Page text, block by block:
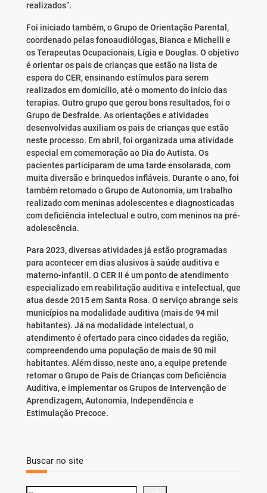
realizados”.
Foi iniciado também, o Grupo de Orientação Parental,
coordenado pelas fonoaudiólogas, Bianca e Michelli e
os Terapeutas Ocupacionais, Lígia e Douglas. O objetivo
é orientar os pais de crianças que estão na lista de
espera do CER, ensinando estímulos para serem
realizados em domicílio, até o momento do início das
terapias. Outro grupo que gerou bons resultados, foi o
Grupo de Desfralde. As orientações e atividades
desenvolvidas auxiliam os pais de crianças que estão
neste processo. Em abril, foi organizada uma atividade
especial em comemoração ao Dia do Autista. Os
pacientes participaram de uma tarde ensolarada, com
muita diversão e brinquedos infláveis. Durante o ano, foi
também retomado o Grupo de Autonomia, um trabalho
realizado com meninas adolescentes e diagnosticadas
com deficiência intelectual e outro, com meninos na pré-
adolescência.
Para 2023, diversas atividades já estão programadas
para acontecer em dias alusivos à saúde auditiva e
materno-infantil. O CER II é um ponto de atendimento
especializado em reabilitação auditiva e intelectual, que
atua desde 2015 em Santa Rosa. O serviço abrange seis
municípios na modalidade auditiva (mais de 94 mil
habitantes). Já na modalidade intelectual, o
atendimento é ofertado para cinco cidades da região,
compreendendo uma população de mais de 90 mil
habitantes. Além disso, neste ano, a equipe pretende
retomar o Grupo de Pais de Crianças com Deficiência
Auditiva, e implementar os Grupos de Intervenção de
Aprendizagem, Autonomia, Independência e
Estimulação Precoce.
Buscar no site